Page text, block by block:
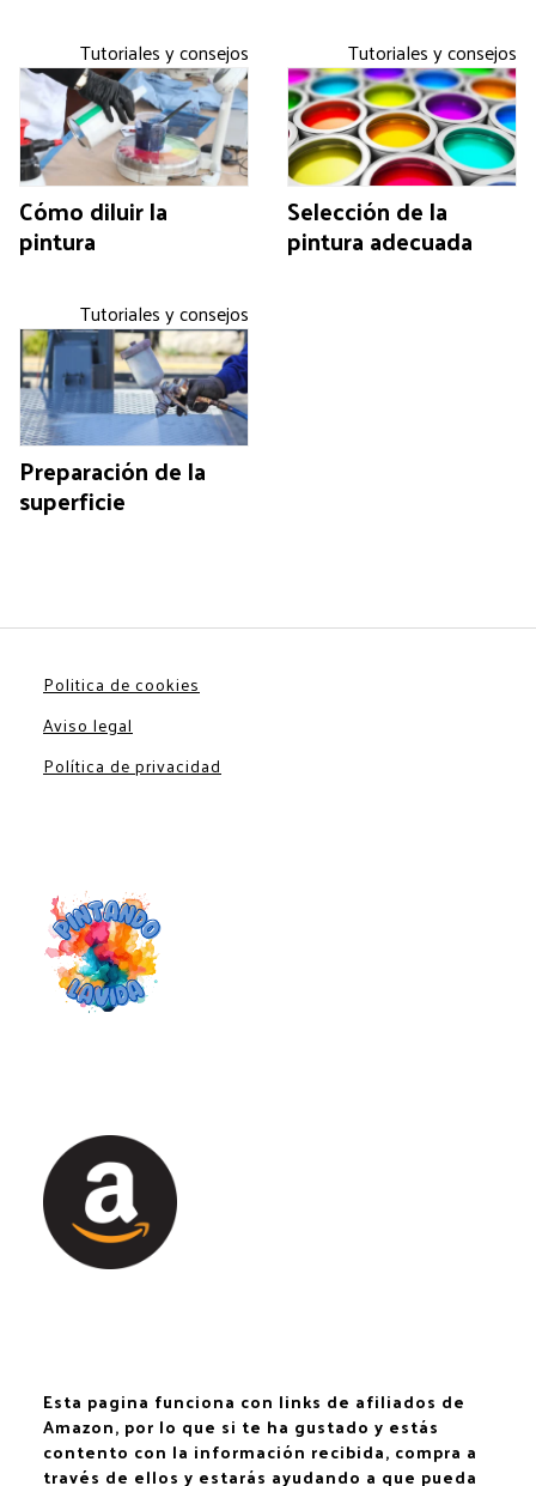
Tutoriales y consejos
Cómo diluir la
pintura
Tutoriales y consejos
Selección de la
pintura adecuada
Tutoriales y consejos
Preparación de la
superficie
Politica de cookies
Aviso legal
Política de privacidad
Esta pagina funciona con links de afiliados de
Amazon, por lo que si te ha gustado y estás
contento con la información recibida, compra a
través de ellos y estarás ayudando a que pueda